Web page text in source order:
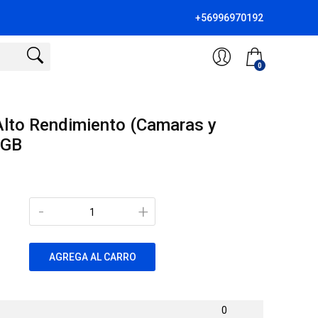
+56996970192
0
Rendimiento (Camaras y
+
-
AGREGA AL CARRO
0